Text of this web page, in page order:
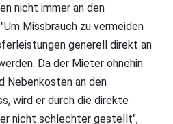
nicht immer an den
Missbrauch zu vermeiden
generell direkt an
Da der Mieter ohnehin
Nebenkosten an den
wird er durch die direkte
nicht schlechter gestellt",